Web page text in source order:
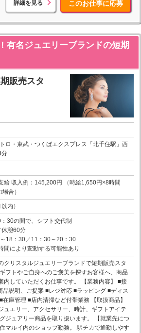
詳細を見る このお仕事に応募
有名ジュエリーブランドの短期
販売スタ
ロ・東武・つくばエクスプレス「北千住駅」西
分
給 収入例：145,200円 （時給1,650円×8時間
合）
内）
30の間で、シフト交代制
休憩60分
18：30／11：30～20：30
間により変動する可能性あり
クリスタルジュエリーブランドで短期販売スタ
フトやご自身へのご褒美を探すお客様へ、商品
内していただくお仕事です。 【業務内容】 ■接
品説明、ご提案 ■レジ対応 ■ラッピング ■ディス
在庫管理 ■店内清掃など付帯業務 【取扱商品】
ュエリー、アクセサリー、時計、ギフトアイテ
ジュアリー商品を取り扱います。 【就業先につ
マルイ内のショップ勤務。 駅チカで通勤しやす